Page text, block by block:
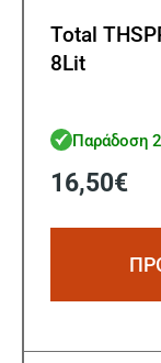
Total
8Lit
Παράδοση
16,50€